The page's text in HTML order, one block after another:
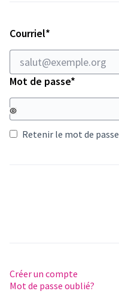
Courriel*
Mot de passe*
Retenir le mot de passe
Créer un compte
Mot de passe oublié?